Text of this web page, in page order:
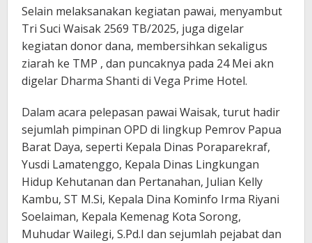
Selain melaksanakan kegiatan pawai, menyambut
Tri Suci Waisak 2569 TB/2025, juga digelar
kegiatan donor dana, membersihkan sekaligus
ziarah ke TMP , dan puncaknya pada 24 Mei akn
digelar Dharma Shanti di Vega Prime Hotel.
Dalam acara pelepasan pawai Waisak, turut hadir
sejumlah pimpinan OPD di lingkup Pemrov Papua
Barat Daya, seperti Kepala Dinas Poraparekraf,
Yusdi Lamatenggo, Kepala Dinas Lingkungan
Hidup Kehutanan dan Pertanahan, Julian Kelly
Kambu, ST M.Si, Kepala Dina Kominfo Irma Riyani
Soelaiman, Kepala Kemenag Kota Sorong,
Muhudar Wailegi, S.Pd.I dan sejumlah pejabat dan